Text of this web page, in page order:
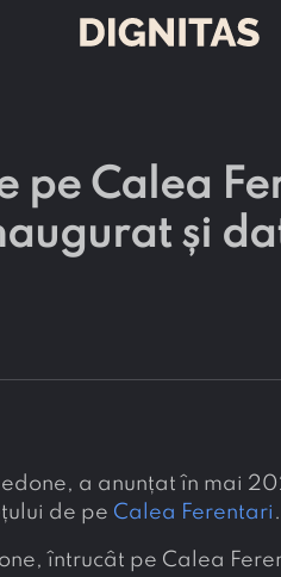
pe Calea
și
a anunțat în mai
de pe Calea Ferentari .
întrucât pe Calea